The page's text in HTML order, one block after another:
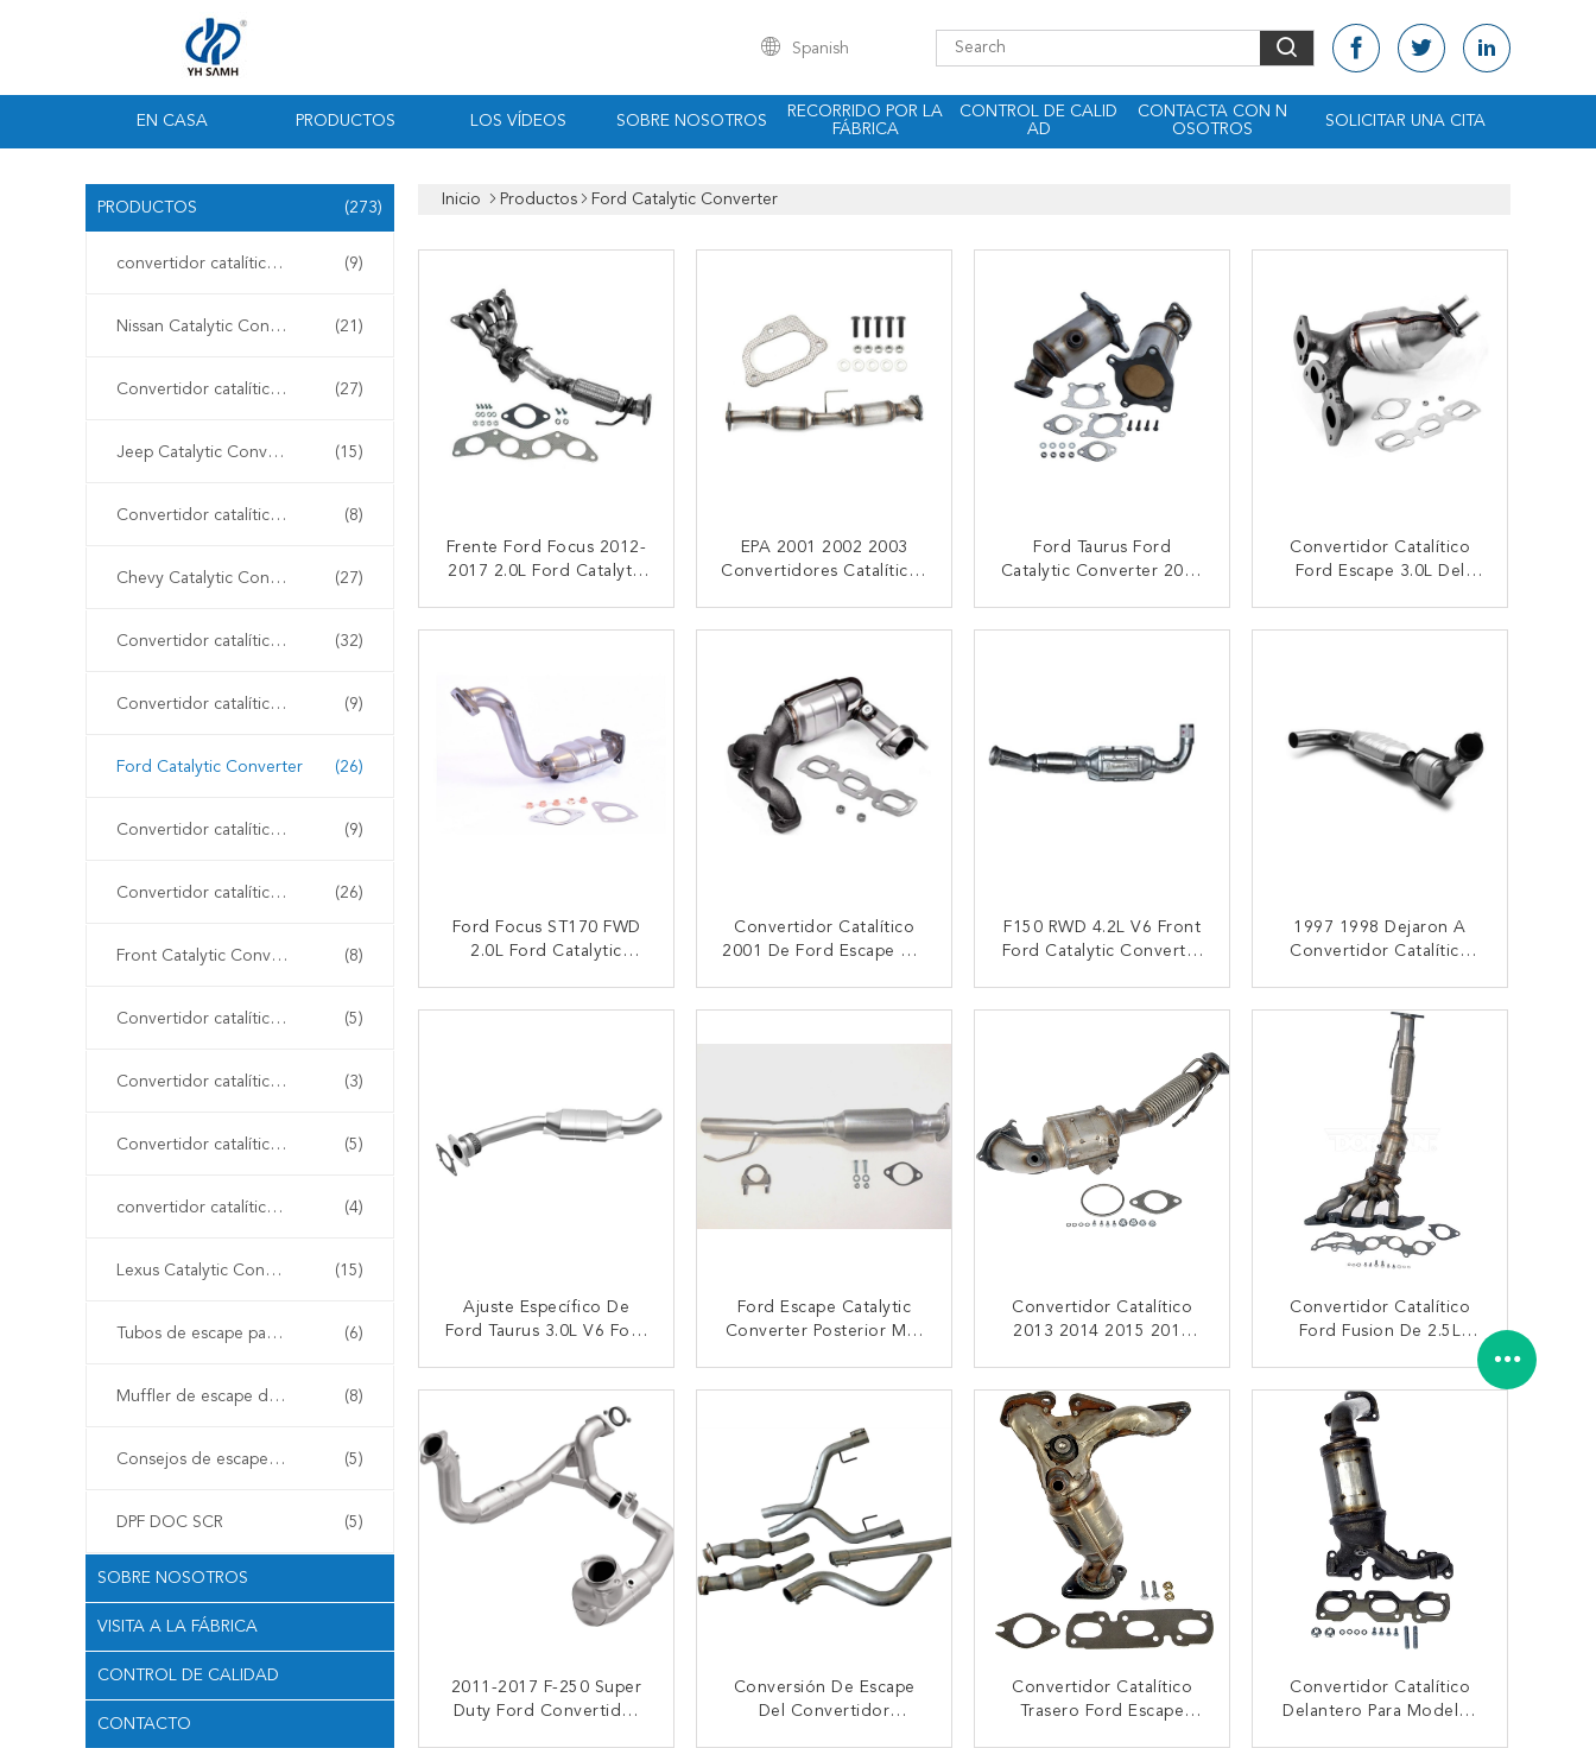
Spanish
EN CASA PRODUCTOS LOS VÍDEOS SOBRE NOSOTROS
RECORRIDO POR LA
FÁBRICA
CONTROL DE CALID
AD
CONTACTA CON N
OSOTROS
SOLICITAR UNA CITA
PRODUCTOS (273)
convertidor catalítico universal (9)
Nissan Catalytic Converter (21)
Convertidor catalítico de Toyota (27)
Jeep Catalytic Converter (15)
Convertidor catalítico de Subaru (8)
Chevy Catalytic Converter (27)
Convertidor catalítico de Honda (32)
Convertidor catalítico de Buick (9)
Ford Catalytic Converter (26)
Convertidor catalítico de Mitsubishi (9)
Convertidor catalítico apto directo (26)
Front Catalytic Converter (8)
Convertidor catalítico de tres vías (5)
Convertidor catalítico de TWC (3)
Convertidor catalítico diesel (5)
convertidor catalítico del alto flujo (4)
Lexus Catalytic Converter (15)
Tubos de escape para vehículos (6)
Muffler de escape de acero inoxidable (8)
Consejos de escape de automóviles (5)
DPF DOC SCR (5)
SOBRE NOSOTROS
VISITA A LA FÁBRICA
CONTROL DE CALIDAD
CONTACTO
Inicio Productos Ford Catalytic Converter
Frente Ford Focus 2012-
2017 2.0L Ford Catalytic
CONTACTAR AHORA
EPA 2001 2002 2003
Convertidores Catalíticos
CONTACTAR AHORA
Ford Taurus Ford
Catalytic Converter 2007
CONTACTAR AHORA
Convertidor Catalítico
Ford Escape 3.0L Del
CONTACTAR AHORA
Ford Focus ST170 FWD
2.0L Ford Catalytic
CONTACTAR AHORA
Convertidor Catalítico
2001 De Ford Escape 3,0
CONTACTAR AHORA
F150 RWD 4.2L V6 Front
Ford Catalytic Converter
CONTACTAR AHORA
1997 1998 Dejaron A
Convertidor Catalítico
CONTACTAR AHORA
Ajuste Específico De
Ford Taurus 3.0L V6 Ford
CONTACTAR AHORA
Ford Escape Catalytic
Converter Posterior Más
CONTACTAR AHORA
Convertidor Catalítico
2013 2014 2015 2016
CONTACTAR AHORA
Convertidor Catalítico
Ford Fusion De 2.5L
2013-2016 Con Múltiple
CONTACTAR AHORA
2011-2017 F-250 Super
Duty Ford Convertidor
Conversión De Escape
Del Convertidor
Convertidor Catalítico
Trasero Ford Escape
Convertidor Catalítico
Delantero Para Modelos